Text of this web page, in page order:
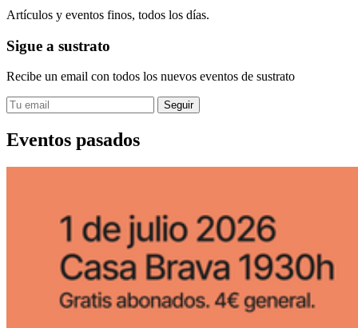
Artículos y eventos finos, todos los días.
Sigue a sustrato
Recibe un email con todos los nuevos eventos de sustrato
Eventos pasados